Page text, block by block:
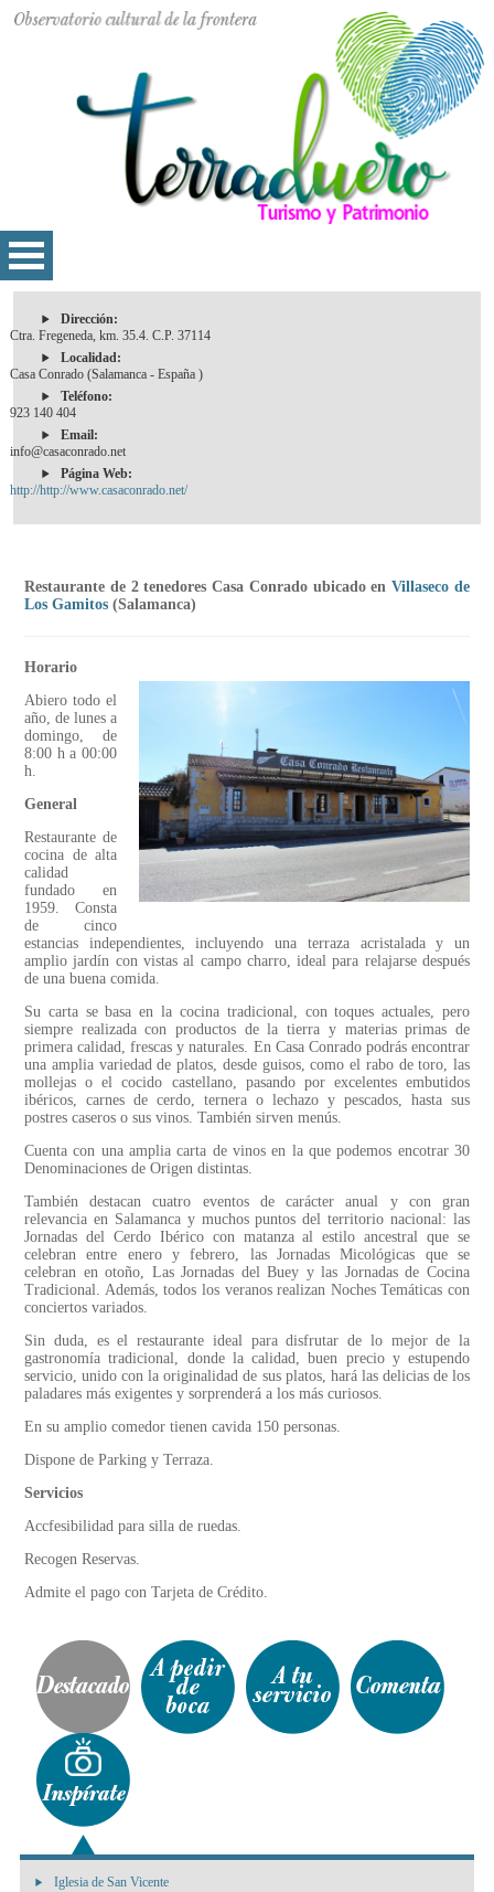
Dirección:
Ctra. Fregeneda, km. 35.4. C.P. 37114
Localidad:
Casa Conrado (Salamanca - España )
Teléfono:
923 140 404
Email:
info@casaconrado.net
Página Web:
http://http://www.casaconrado.net/
Restaurante de 2 tenedores Casa Conrado ubicado enVillaseco de
Los Gamitos (Salamanca)
Horario
Abiero todo el
año, de lunes a
domingo, de
8:00 h a 00:00
h.
General
Restaurante de
cocina de alta
calidad
fundado en
1959. Consta
de cinco
estancias independientes, incluyendo una terraza acristalada y un
amplio jardín con vistas al campo charro, ideal para relajarse después
de una buena comida.
Su carta se basa en la cocina tradicional, con toques actuales, pero
siempre realizada con productos de la tierra y materias primas de
primera calidad, frescas y naturales. En Casa Conrado podrás encontrar
una amplia variedad de platos, desde guisos, como el rabo de toro, las
mollejas o el cocido castellano, pasando por excelentes embutidos
ibéricos, carnes de cerdo, ternera o lechazo y pescados, hasta sus
postres caseros o sus vinos. También sirven menús.
Cuenta con una amplia carta de vinos en la que podemos encotrar 30
Denominaciones de Origen distintas.
También destacan cuatro eventos de carácter anual y con gran
relevancia en Salamanca y muchos puntos del territorio nacional: las
Jornadas del Cerdo Ibérico con matanza al estilo ancestral que se
celebran entre enero y febrero, las Jornadas Micológicas que se
celebran en otoño, Las Jornadas del Buey y las Jornadas de Cocina
Tradicional. Además, todos los veranos realizan Noches Temáticas con
conciertos variados.
Sin duda, es el restaurante ideal para disfrutar de lo mejor de la
gastronomía tradicional, donde la calidad, buen precio y estupendo
servicio, unido con la originalidad de sus platos, hará las delicias de los
paladares más exigentes y sorprenderá a los más curiosos.
En su amplio comedor tienen cavida 150 personas.
Dispone de Parking y Terraza.
Servicios
Accfesibilidad para silla de ruedas.
Recogen Reservas.
Admite el pago con Tarjeta de Crédito.
Iglesia de San Vicente